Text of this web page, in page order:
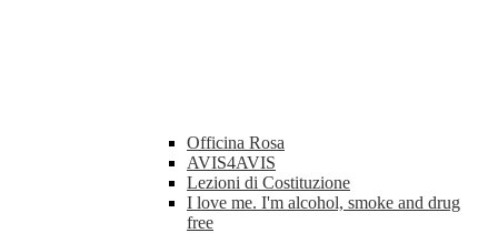
Officina Rosa
AVIS4AVIS
Lezioni di Costituzione
I love me. I'm alcohol, smoke and drug
free